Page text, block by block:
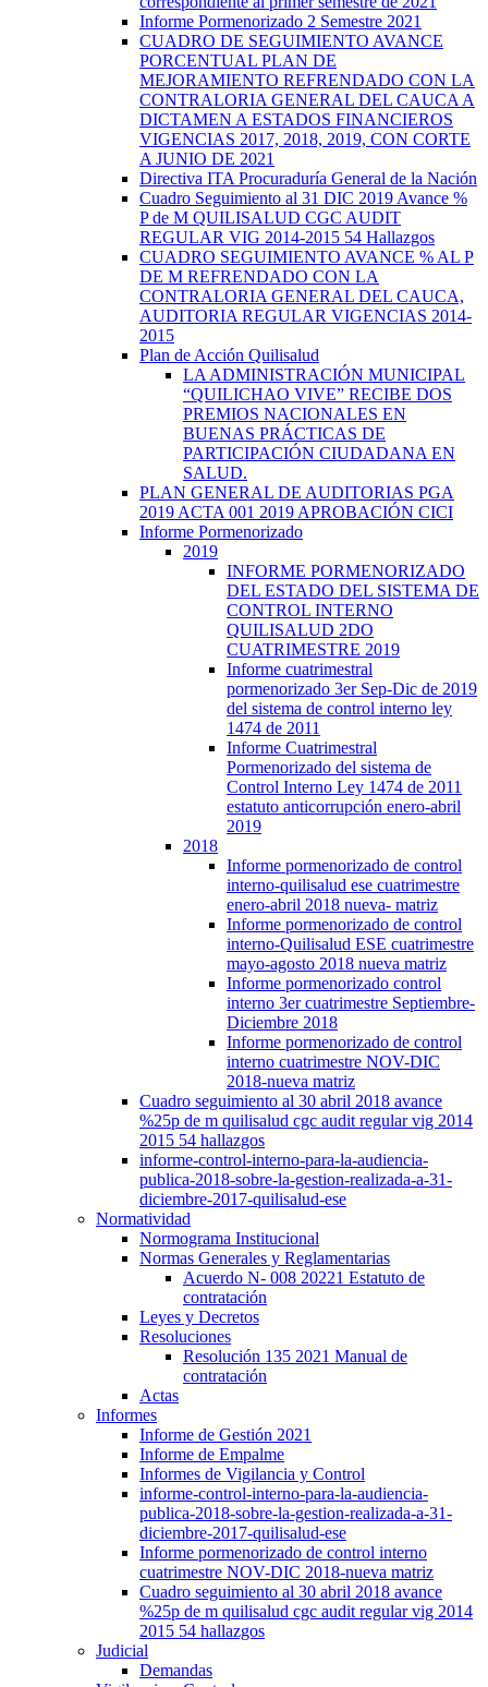
Informe Pormenorizado 2 Semestre 2021
CUADRO DE SEGUIMIENTO AVANCE
PORCENTUAL PLAN DE
MEJORAMIENTO REFRENDADO CON LA
CONTRALORIA GENERAL DEL CAUCA A
DICTAMEN A ESTADOS FINANCIEROS
VIGENCIAS 2017, 2018, 2019, CON CORTE
A JUNIO DE 2021
Directiva ITA Procuraduría General de la Nación
Cuadro Seguimiento al 31 DIC 2019 Avance %
P de M QUILISALUD CGC AUDIT
REGULAR VIG 2014-2015 54 Hallazgos
CUADRO SEGUIMIENTO AVANCE % AL P
DE M REFRENDADO CON LA
CONTRALORIA GENERAL DEL CAUCA,
AUDITORIA REGULAR VIGENCIAS 2014-
2015
Plan de Acción Quilisalud
LA ADMINISTRACIÓN MUNICIPAL
“QUILICHAO VIVE” RECIBE DOS
PREMIOS NACIONALES EN
BUENAS PRÁCTICAS DE
PARTICIPACIÓN CIUDADANA EN
SALUD.
PLAN GENERAL DE AUDITORIAS PGA
2019 ACTA 001 2019 APROBACIÓN CICI
Informe Pormenorizado
2019
INFORME PORMENORIZADO
DEL ESTADO DEL SISTEMA DE
CONTROL INTERNO
QUILISALUD 2DO
CUATRIMESTRE 2019
Informe cuatrimestral
pormenorizado 3er Sep-Dic de 2019
del sistema de control interno ley
1474 de 2011
Informe Cuatrimestral
Pormenorizado del sistema de
Control Interno Ley 1474 de 2011
estatuto anticorrupción enero-abril
2019
2018
Informe pormenorizado de control
interno-quilisalud ese cuatrimestre
enero-abril 2018 nueva- matriz
Informe pormenorizado de control
interno-Quilisalud ESE cuatrimestre
mayo-agosto 2018 nueva matriz
Informe pormenorizado control
interno 3er cuatrimestre Septiembre-
Diciembre 2018
Informe pormenorizado de control
interno cuatrimestre NOV-DIC
2018-nueva matriz
Cuadro seguimiento al 30 abril 2018 avance
%25p de m quilisalud cgc audit regular vig 2014
2015 54 hallazgos
informe-control-interno-para-la-audiencia-
publica-2018-sobre-la-gestion-realizada-a-31-
diciembre-2017-quilisalud-ese
Normatividad
Normograma Institucional
Normas Generales y Reglamentarias
Acuerdo N- 008 20221 Estatuto de
contratación
Leyes y Decretos
Resoluciones
Resolución 135 2021 Manual de
contratación
Actas
Informes
Informe de Gestión 2021
Informe de Empalme
Informes de Vigilancia y Control
informe-control-interno-para-la-audiencia-
publica-2018-sobre-la-gestion-realizada-a-31-
diciembre-2017-quilisalud-ese
Informe pormenorizado de control interno
cuatrimestre NOV-DIC 2018-nueva matriz
Cuadro seguimiento al 30 abril 2018 avance
%25p de m quilisalud cgc audit regular vig 2014
2015 54 hallazgos
Judicial
Demandas